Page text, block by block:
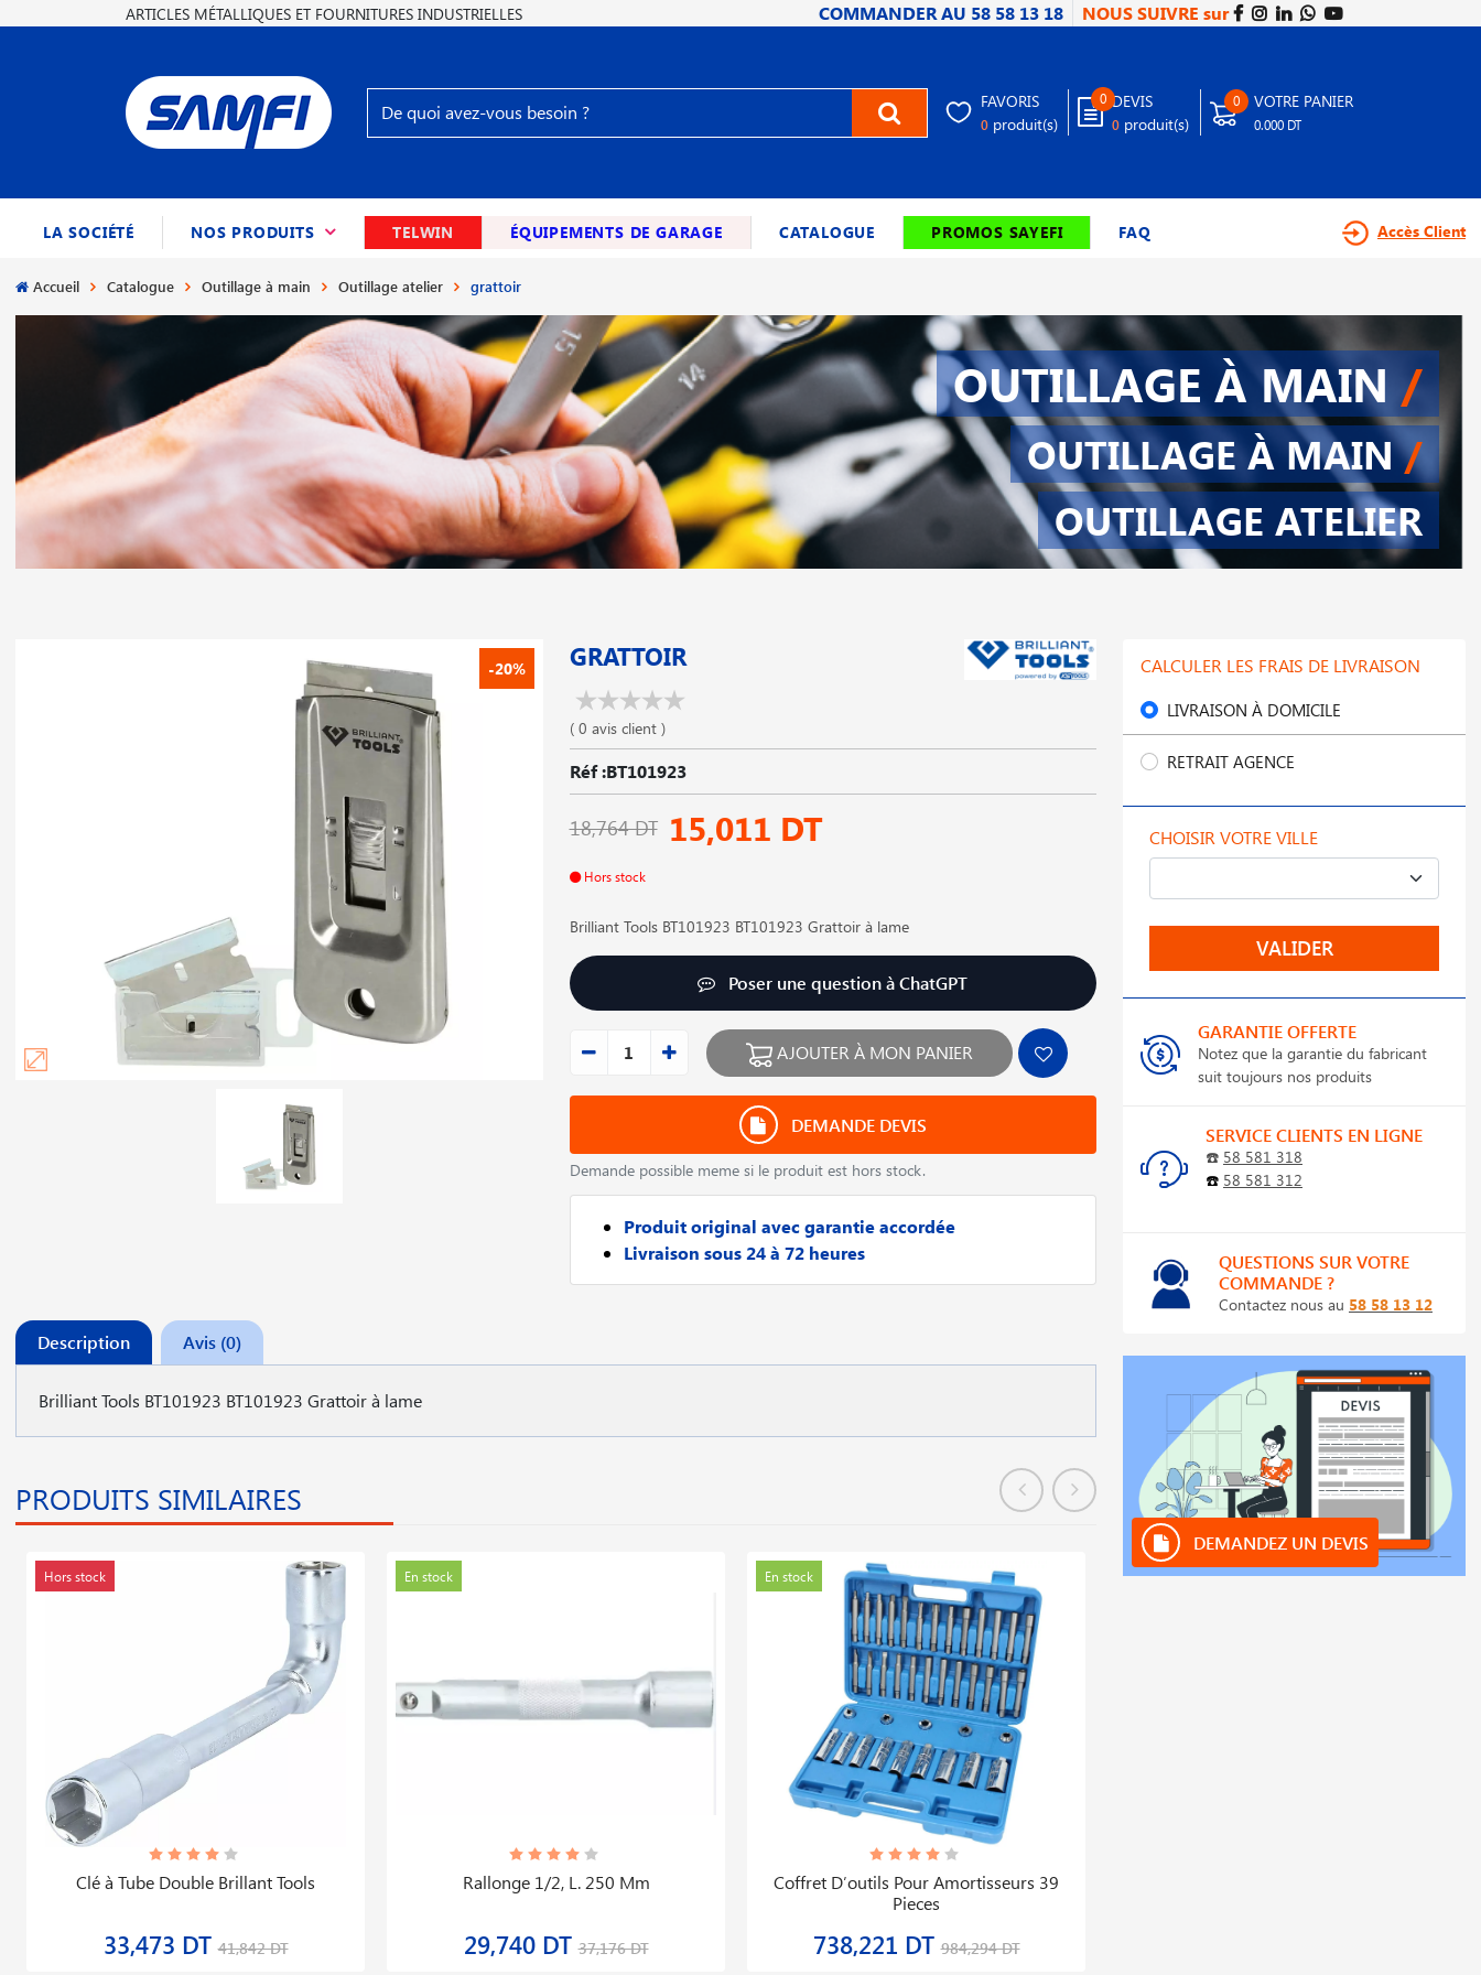
ARTICLES MÉTALLIQUES ET FOURNITURES INDUSTRIELLES COMMANDER AU 58 58 13 18 NOUS SUIVRE sur
FAVORIS
0 produit(s)
0 DEVIS
0 produit(s)
0 VOTRE PANIER
0.000 DT
LA SOCIÉTÉ NOS PRODUITS (CURRENT)TELWIN ÉQUIPEMENTS DE GARAGE CATALOGUE PROMOS SAYEFI FAQ Accès Client
Accueil Catalogue Outillage à main Outillage atelier grattoir
OUTILLAGE À MAIN /
OUTILLAGE À MAIN/
OUTILLAGE ATELIER
-20% GRATTOIR
( 0 avis client )
Réf :BT101923
18,764 DT 15,011 DT
Hors stock
Brilliant Tools BT101923 BT101923 Grattoir à lame
Poser une question à ChatGPT
AJOUTER À MON PANIER
DEMANDE DEVIS
Demande possible meme si le produit est hors stock.
Produit original avec garantie accordée
Livraison sous 24 à 72 heures
Description Avis (0)
Brilliant Tools BT101923 BT101923 Grattoir à lame
PRODUITS SIMILAIRES
Hors stock
Clé à Tube Double Brillant Tools
33,473 DT41,842 DT
En stock
Rallonge 1/2, L. 250 Mm
29,740 DT37,176 DT
En stock
Coffret D′outils Pour Amortisseurs 39
Pieces
738,221 DT984,294 DT
En stock
CALCULER LES FRAIS DE LIVRAISON
LIVRAISON À DOMICILE
RETRAIT AGENCE
CHOISIR VOTRE VILLE
VALIDER
GARANTIE OFFERTE
Notez que la garantie du fabricant
suit toujours nos produits
SERVICE CLIENTS EN LIGNE
☎️ 58 581 318
☎️ 58 581 312
QUESTIONS SUR VOTRE
COMMANDE ?
Contactez nous au 58 58 13 12
DEMANDEZ UN DEVIS